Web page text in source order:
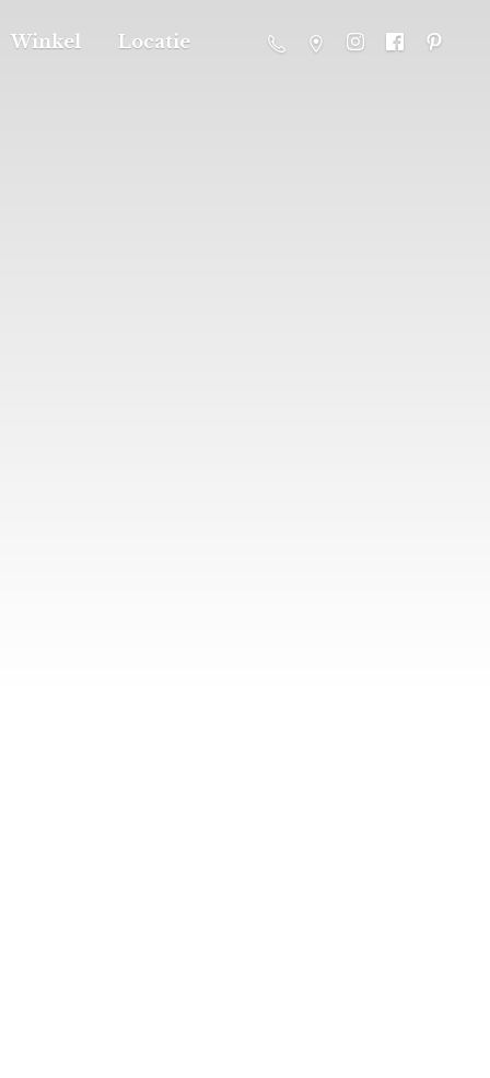
Winkel Locatie